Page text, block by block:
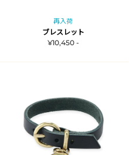
再入荷
ブレスレット
¥10,450 -